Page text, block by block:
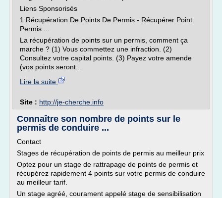
Liens Sponsorisés
1 Récupération De Points De Permis - Récupérer Point
Permis ...
La récupération de points sur un permis, comment ça
marche ? (1) Vous commettez une infraction. (2)
Consultez votre capital points. (3) Payez votre amende
(vos points seront...
Lire la suite
Site : http://je-cherche.info
Connaître son nombre de points sur le
permis de conduire ...
Contact
Stages de récupération de points de permis au meilleur prix
Optez pour un stage de rattrapage de points de permis et
récupérez rapidement 4 points sur votre permis de conduire
au meilleur tarif.
Un stage agréé, courament appelé stage de sensibilisation